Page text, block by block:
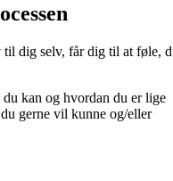
til dig selv, får dig til at føle,
kan og hvordan du er lige
gerne vil kunne og/eller